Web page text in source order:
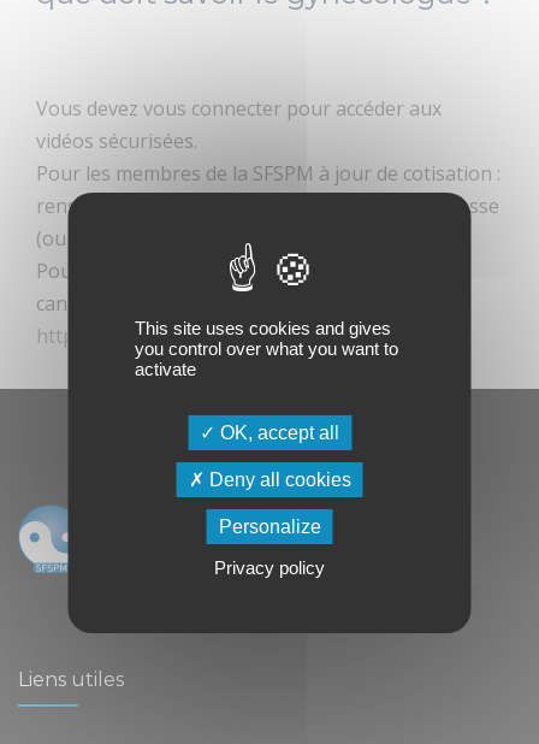
Vous devez vous connecter pour accéder aux
vidéos sécurisées.
Pour les membres de la SFSPM à jour de cotisation :
renseignez votre identifiant (email) et mot de passe
(ou utilisez “mot de passe oublié”)
Pour les non-membres, soumettez votre
candidature via
https://www.senologie.com/devenirmembre
Liens utiles
This site uses cookies and gives
you control over what you want to
activate
OK, accept all
Deny all cookies
Personalize
Privacy policy